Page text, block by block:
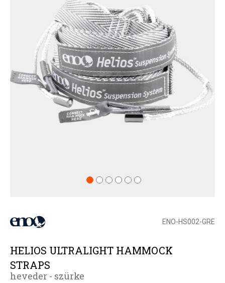
ENO-HS002-GRE
HELIOS ULTRALIGHT HAMMOCK
STRAPS
heveder - szürke